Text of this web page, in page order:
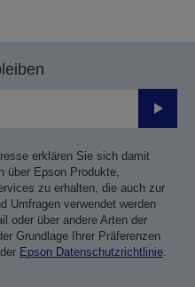
erklären Sie sich damit
über Epson Produkte,
zu erhalten, die auch zur
Umfragen verwendet werden
oder über andere Arten der
Grundlage Ihrer Präferenzen
Epson Datenschutzrichtlinie.